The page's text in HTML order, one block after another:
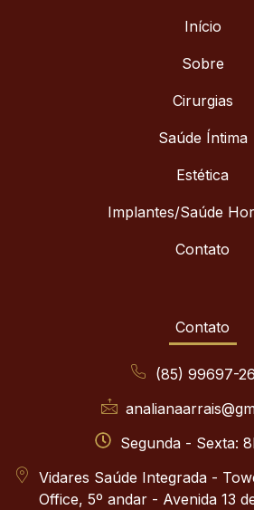
Início
Sobre
Cirurgias
Saúde Íntima
Estética
Implantes/Saúde
Contato
Contato
(85) 99697-
Segunda - Sexta:
Vidares Saúde Integrada -
Office, 5º andar - Avenida 13